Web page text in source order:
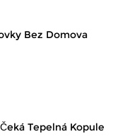
Bez Domova
Tepelná Kopule